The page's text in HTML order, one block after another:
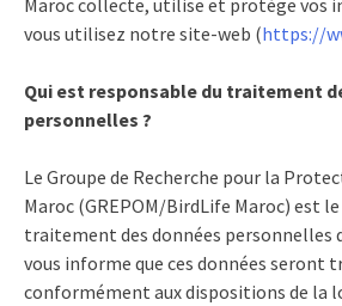
Maroc collecte, utilise et protège vos
vous utilisez notre site-web (https://
Qui est responsable du traitement
personnelles ?
Le Groupe de Recherche pour la
Maroc (GREPOM/BirdLife Maroc) est le
traitement des données personnelles
vous informe que ces données seront
conformément aux dispositions de la